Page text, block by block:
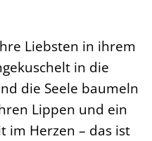
Liebsten in ihrem
in die
die Seele baumeln
Lippen und ein
im Herzen – das ist